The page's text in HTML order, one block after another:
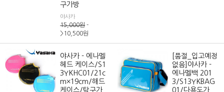
구가방
야사카
15,000원-
>10,500원
야사카 - 에나멜
헤드 케이스/S1
3YKHC01/21c
m×19cm/해드
케이스/탁구가
[품절_입고예정
없음]야사카 -
에나멜백 201
3/S13YKBAG
01/다용도가